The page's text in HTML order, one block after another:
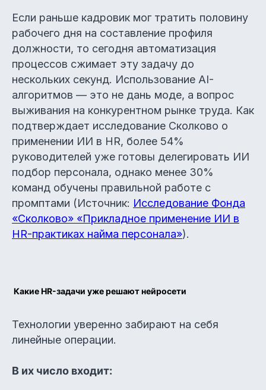
Если раньше кадровик мог тратить половину
рабочего дня на составление профиля
должности, то сегодня автоматизация
процессов сжимает эту задачу до
нескольких секунд. Использование AI-
алгоритмов — это не дань моде, а вопрос
выживания на конкурентном рынке труда. Как
подтверждает исследование Сколково о
применении ИИ в HR, более 54%
руководителей уже готовы делегировать ИИ
подбор персонала, однако менее 30%
команд обучены правильной работе с
промптами (Источник: Исследование Фонда
«Сколково» «Прикладное применение ИИ в
HR-практиках найма персонала»).
Какие HR-задачи уже решают нейросети
Технологии уверенно забирают на себя
линейные операции.
В их число входит: